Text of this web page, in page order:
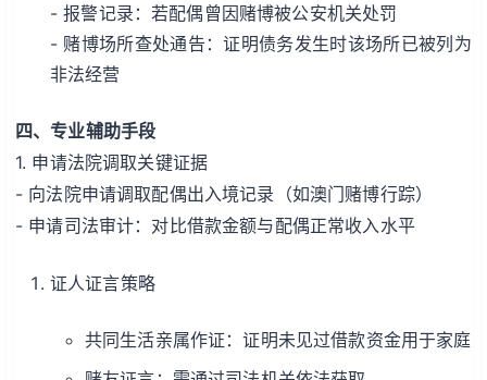
- 报警记录：若配偶曾因赌博被公安机关处罚
- 赌博场所查处通告：证明债务发生时该场所已被列为
非法经营
四、专业辅助手段
1. 申请法院调取关键证据
- 向法院申请调取配偶出入境记录（如澳门赌博行踪）
- 申请司法审计：对比借款金额与配偶正常收入水平
证人证言策略
共同生活亲属作证：证明未见过借款资金用于家庭